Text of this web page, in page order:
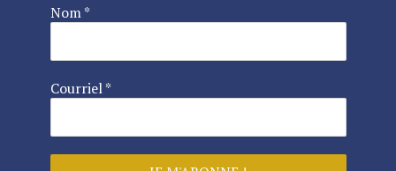
Nom*
Courriel*